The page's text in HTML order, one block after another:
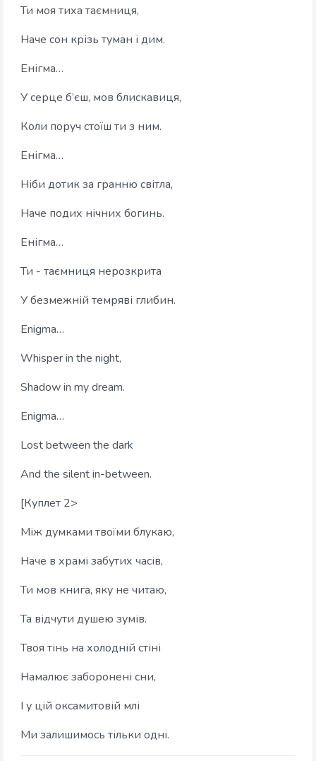
Ти моя тиха таємниця,
Наче сон крізь туман і дим.
Енігма…
У серце б’єш, мов блискавиця,
Коли поруч стоїш ти з ним.
Енігма…
Ніби дотик за гранню світла,
Наче подих нічних богинь.
Енігма…
Ти - таємниця нерозкрита
У безмежній темряві глибин.
Enigma…
Whisper in the night,
Shadow in my dream.
Enigma…
Lost between the dark
And the silent in-between.
[Куплет 2>
Між думками твоїми блукаю,
Наче в храмі забутих часів,
Ти мов книга, яку не читаю,
Та відчути душею зумів.
Твоя тінь на холодній стіні
Намалює заборонені сни,
І у цій оксамитовій млі
Ми залишимось тільки одні.